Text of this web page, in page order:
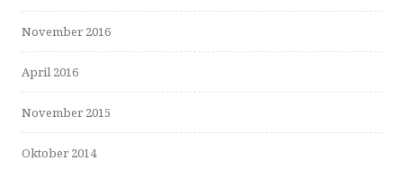
November 2016
April 2016
November 2015
Oktober 2014